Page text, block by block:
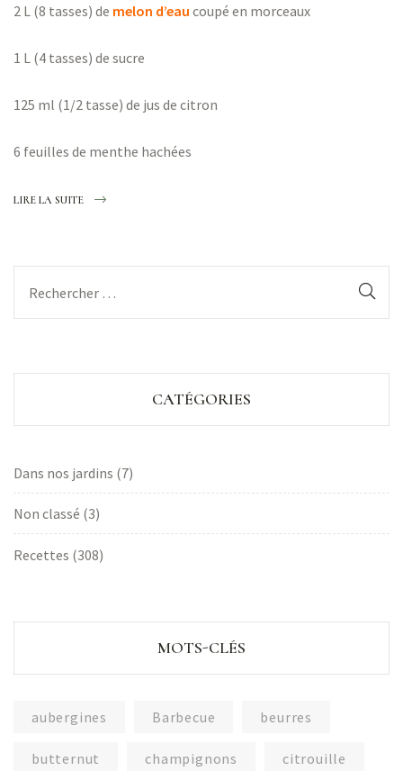
2 L (8 tasses) de melon d’eau coupé en morceaux
1 L (4 tasses) de sucre
125 ml (1/2 tasse) de jus de citron
6 feuilles de menthe hachées
LIRE LA SUITE
CATÉGORIES
Dans nos jardins (7)
Non classé (3)
Recettes (308)
MOTS-CLÉS
aubergines Barbecue beurres
butternut champignons citrouille